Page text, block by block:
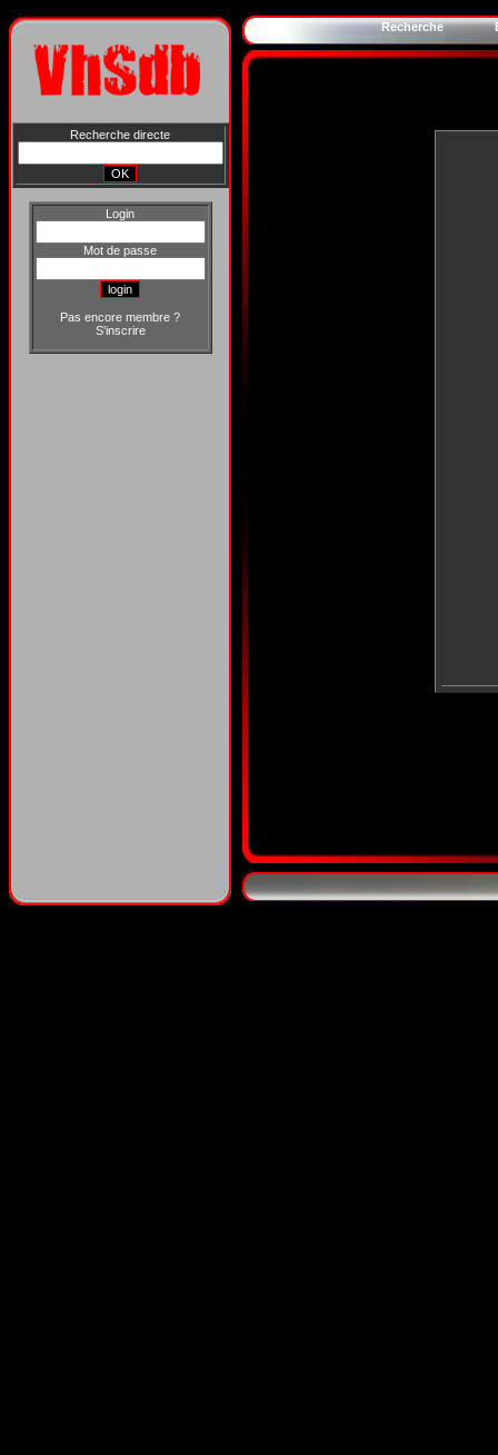
Recherche directe
Login
Mot de passe
Pas encore membre ?
S'inscrire
Recherche